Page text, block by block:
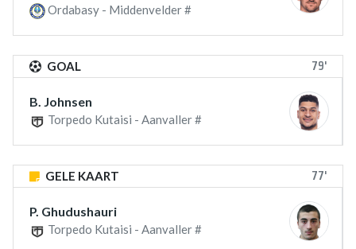
Ordabasy - Middenvelder #
GOAL 79'
B. Johnsen
Torpedo Kutaisi - Aanvaller #
GELE KAART 77'
P. Ghudushauri
Torpedo Kutaisi - Aanvaller #